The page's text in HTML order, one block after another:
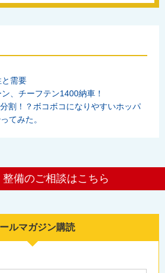
と需要
、チーフテン1400納車！
割！？ボコボコになりやすいホッパ
てみた。
整備のご相談はこちら
ルマガジン購読